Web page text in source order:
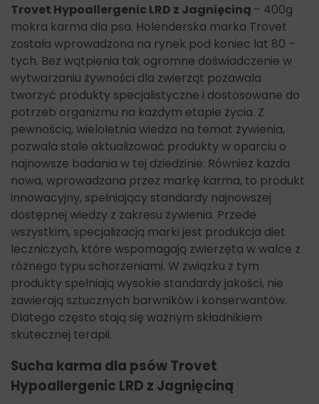
Trovet Hypoallergenic LRD z Jagnięciną – 400g
mokra karma dla psa. Holenderska marka Trovet
została wprowadzona na rynek pod koniec lat 80 –
tych. Bez wątpienia tak ogromne doświadczenie w
wytwarzaniu żywności dla zwierząt pozawala
tworzyć produkty specjalistyczne i dostosowane do
potrzeb organizmu na każdym etapie życia. Z
pewnością, wieloletnia wiedza na temat żywienia,
pozwala stale aktualizować produkty w oparciu o
najnowsze badania w tej dziedzinie. Również każda
nowa, wprowadzana przez markę karma, to produkt
innowacyjny, spełniający standardy najnowszej
dostępnej wiedzy z zakresu żywienia. Przede
wszystkim, specjalizacją marki jest produkcja diet
leczniczych, które wspomagają zwierzęta w walce z
różnego typu schorzeniami. W związku z tym
produkty spełniają wysokie standardy jakości, nie
zawierają sztucznych barwników i konserwantów.
Dlatego często stają się ważnym składnikiem
skutecznej terapii.
Sucha karma dla psów Trovet
Hypoallergenic LRD z Jagnięciną